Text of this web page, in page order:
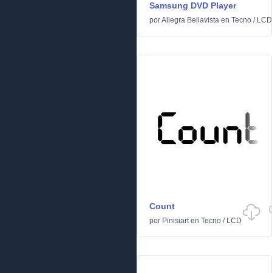
Samsung DVD Player
porAllegra Bellavista en Tecno / LCD
Count
por Pinisiarten Tecno / LCD